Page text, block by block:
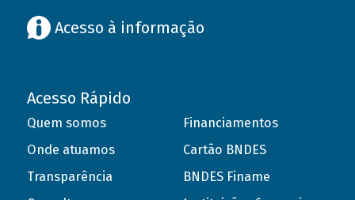
Acesso à informação
Acesso Rápido
Quem somos
Onde atuamos
Transparência
Financiamentos
Cartão BNDES
BNDES Finame